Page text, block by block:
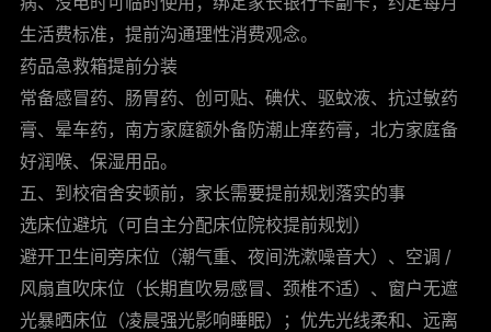
生活费标准，提前沟通理性消费观念。
药品急救箱提前分装
常备感冒药、肠胃药、创可贴、碘伏、驱蚊液、抗过敏药
膏、晕车药，南方家庭额外备防潮止痒药膏，北方家庭备
好润喉、保湿用品。
五、到校宿舍安顿前，家长需要提前规划落实的事
选床位避坑（可自主分配床位院校提前规划）
避开卫生间旁床位（潮气重、夜间洗漱噪音大）、空调 /
风扇直吹床位（长期直吹易感冒、颈椎不适）、窗户无遮
光暴晒床位（凌晨强光影响睡眠）；优先光线柔和、远离